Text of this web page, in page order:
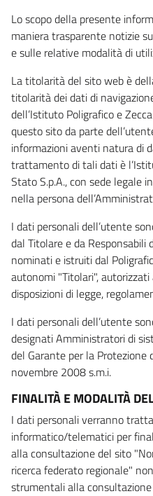
Lo scopo della presente
maniera trasparente notizie
e sulle relative modalità di
La titolarità del sito web è
titolarità dei dati di
dell’Istituto Poligrafico e
questo sito da parte
informazioni aventi natura di
trattamento di tali dati è
Stato S.p.A., con sede legale
nella persona
I dati personali dell’utente
dal Titolare e da
nominati e istruiti dal
autonomi "Titolari",
disposizioni di legge,
I dati personali dell’utente
designati Amministratori di
del Garante per la Protezione
novembre 2008 s.m.i.
FINALITÀ E MODALITÀ
I dati personali verranno
informatico/telematici per
alla consultazione del sito
ricerca federato regionale"
strumentali alla